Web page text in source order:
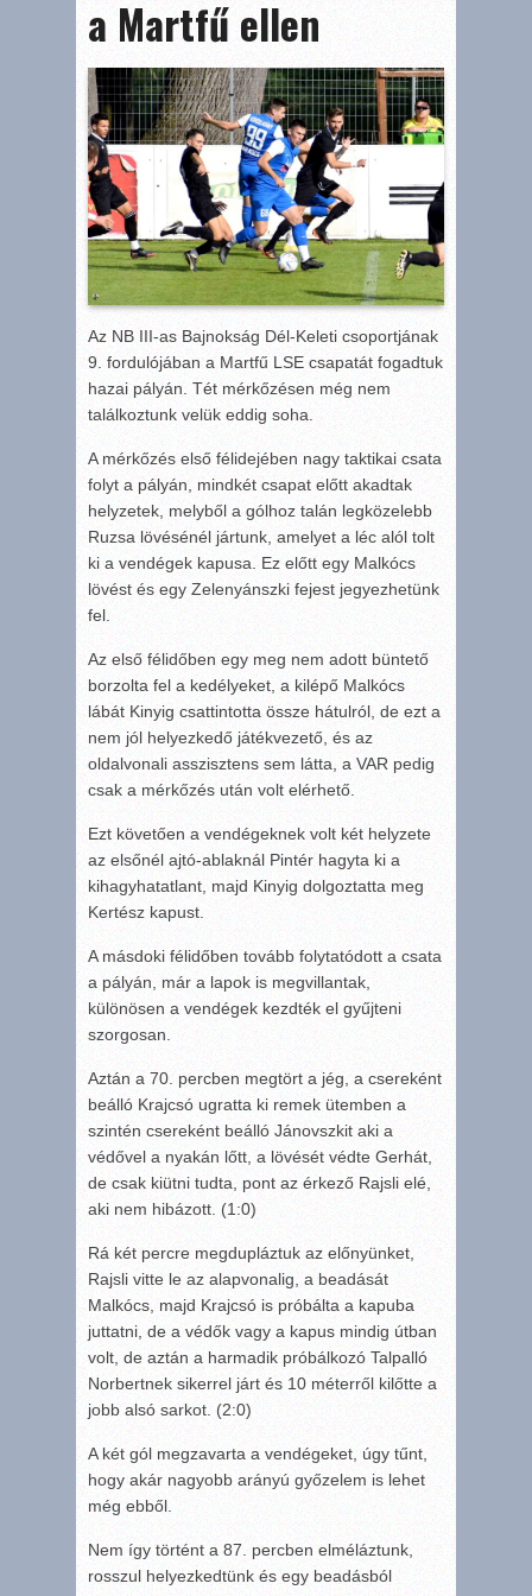
a Martfű ellen
Az NB III-as Bajnokság Dél-Keleti csoportjának
9. fordulójában a Martfű LSE csapatát fogadtuk
hazai pályán. Tét mérkőzésen még nem
találkoztunk velük eddig soha.
A mérkőzés első félidejében nagy taktikai csata
folyt a pályán, mindkét csapat előtt akadtak
helyzetek, melyből a gólhoz talán legközelebb
Ruzsa lövésénél jártunk, amelyet a léc alól tolt
ki a vendégek kapusa. Ez előtt egy Malkócs
lövést és egy Zelenyánszki fejest jegyezhetünk
fel.
Az első félidőben egy meg nem adott büntető
borzolta fel a kedélyeket, a kilépő Malkócs
lábát Kinyig csattintotta össze hátulról, de ezt a
nem jól helyezkedő játékvezető, és az
oldalvonali asszisztens sem látta, a VAR pedig
csak a mérkőzés után volt elérhető.
Ezt követően a vendégeknek volt két helyzete
az elsőnél ajtó-ablaknál Pintér hagyta ki a
kihagyhatatlant, majd Kinyig dolgoztatta meg
Kertész kapust.
A másdoki félidőben tovább folytatódott a csata
a pályán, már a lapok is megvillantak,
különösen a vendégek kezdték el gyűjteni
szorgosan.
Aztán a 70. percben megtört a jég, a csereként
beálló Krajcsó ugratta ki remek ütemben a
szintén csereként beálló Jánovszkit aki a
védővel a nyakán lőtt, a lövését védte Gerhát,
de csak kiütni tudta, pont az érkező Rajsli elé,
aki nem hibázott. (1:0)
Rá két percre megdupláztuk az előnyünket,
Rajsli vitte le az alapvonalig, a beadását
Malkócs, majd Krajcsó is próbálta a kapuba
juttatni, de a védők vagy a kapus mindig útban
volt, de aztán a harmadik próbálkozó Talpalló
Norbertnek sikerrel járt és 10 méterről kilőtte a
jobb alsó sarkot. (2:0)
A két gól megzavarta a vendégeket, úgy tűnt,
hogy akár nagyobb arányú győzelem is lehet
még ebből.
Nem így történt a 87. percben elméláztunk,
rosszul helyezkedtünk és egy beadásból